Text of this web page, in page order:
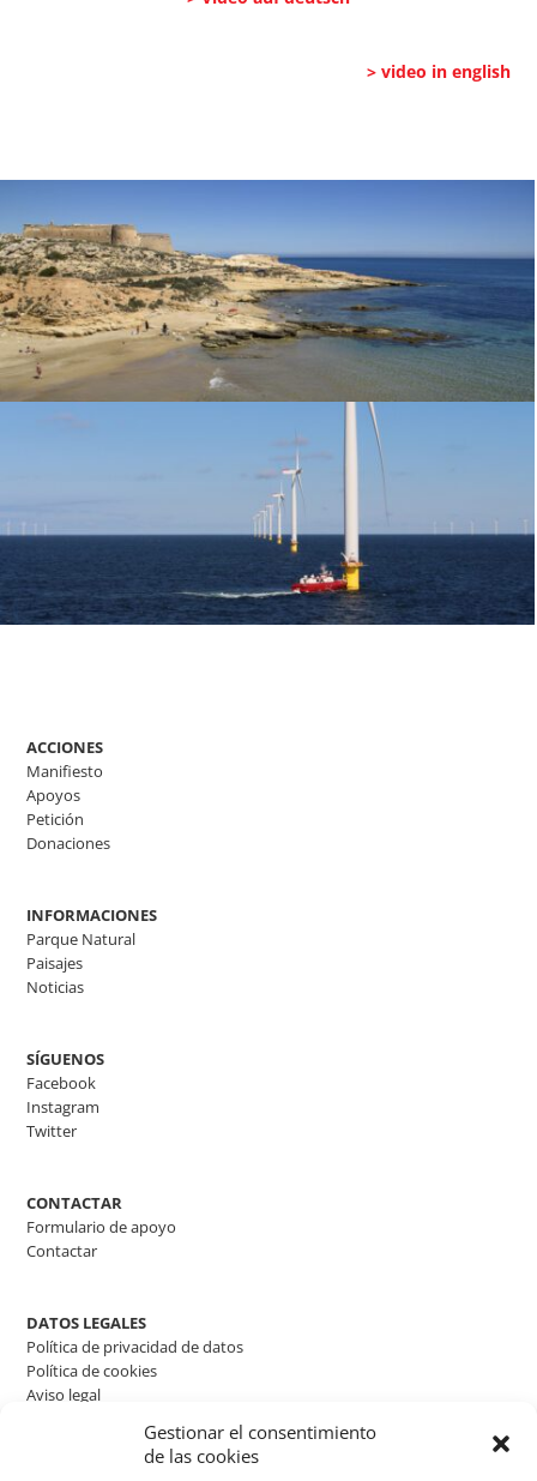
Gestionar el consentimiento
de las cookies
> video in english
ACCIONES
Manifiesto
Apoyos
Petición
Donaciones
INFORMACIONES
Parque Natural
Paisajes
Noticias
SÍGUENOS
Facebook
Instagram
Twitter
CONTACTAR
Formulario de apoyo
Contactar
DATOS LEGALES
Política de privacidad de datos
Política de cookies
Aviso legal